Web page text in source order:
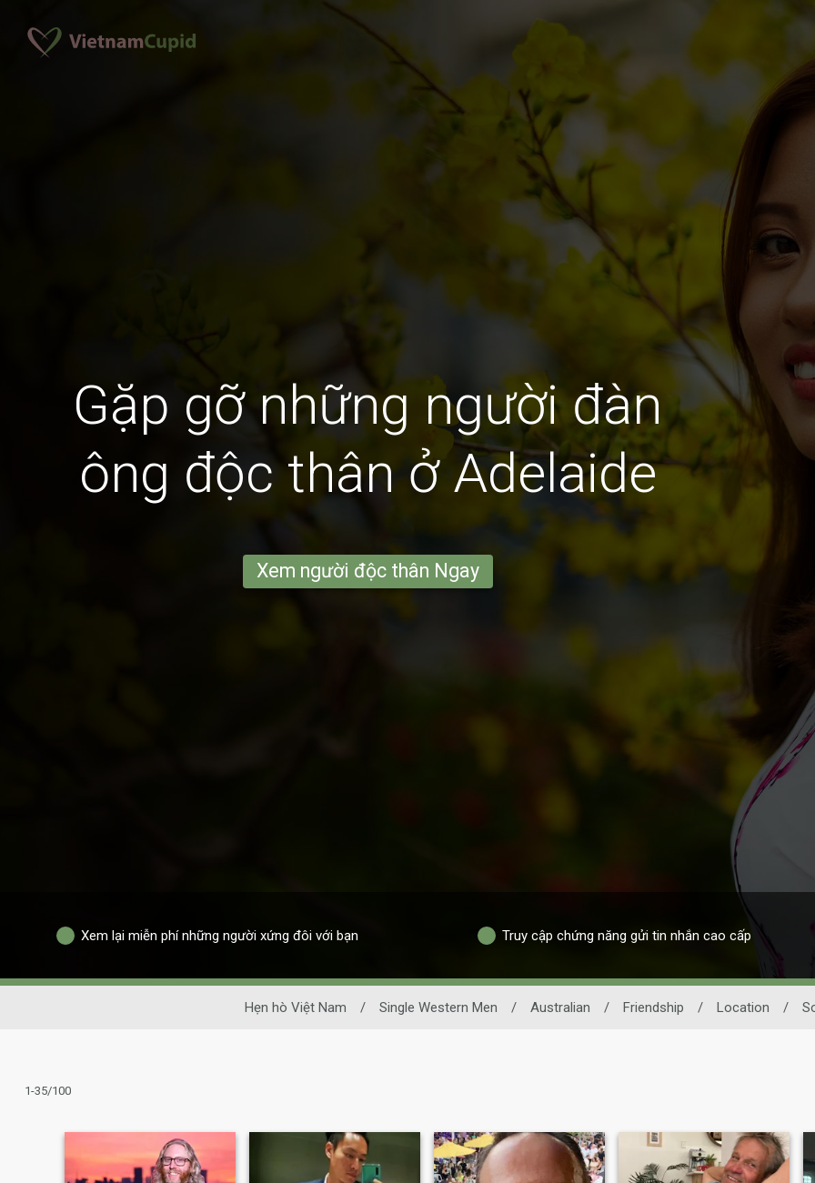
Gặp gỡ những người đàn
ông độc thân ở Adelaide
Xem người độc thân Ngay
Xem lại miễn phí những người xứng đôi với bạn Truy cập chứng năng gửi tin nhắn cao cấp
Hẹn hò Việt Nam / Single Western Men / Australian / Friendship / Location /
1-35/100